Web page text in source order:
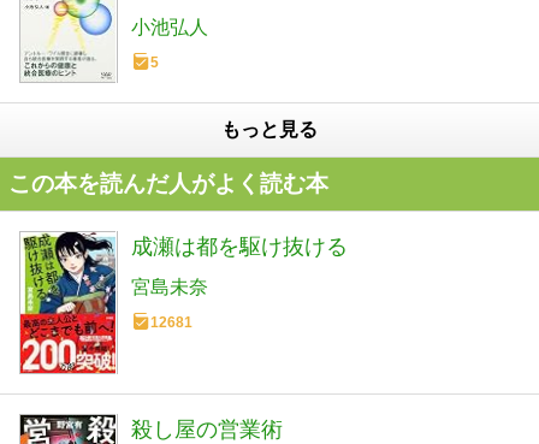
小池弘人
5
もっと見る
この本を読んだ人がよく読む本
成瀬は都を駆け抜ける
宮島未奈
12681
殺し屋の営業術